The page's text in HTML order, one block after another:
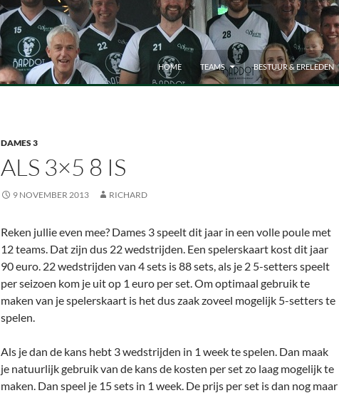
HOME TEAMS BESTUUR & ERELEDEN
DAMES 3
ALS 3×5 8 IS
9 NOVEMBER 2013 RICHARD
Reken jullie even mee? Dames 3 speelt dit jaar in een volle poule met
12 teams. Dat zijn dus 22 wedstrijden. Een spelerskaart kost dit jaar
90 euro. 22 wedstrijden van 4 sets is 88 sets, als je 2 5-setters speelt
per seizoen kom je uit op 1 euro per set. Om optimaal gebruik te
maken van je spelerskaart is het dus zaak zoveel mogelijk 5-setters te
spelen.
Als je dan de kans hebt 3 wedstrijden in 1 week te spelen. Dan maak
je natuurlijk gebruik van de kans de kosten per set zo laag mogelijk te
maken. Dan speel je 15 sets in 1 week. De prijs per set is dan nog maar